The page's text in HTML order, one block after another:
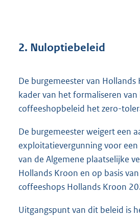
2. Nuloptiebeleid
De burgemeester van
kader van het formaliseren van
coffeeshopbeleid het zero-
De burgemeester weigert een
exploitatievergunning voor
van de Algemene plaatselijke
Hollands Kroon en op basis
coffeeshops Hollands Kroon
Uitgangspunt van dit beleid is